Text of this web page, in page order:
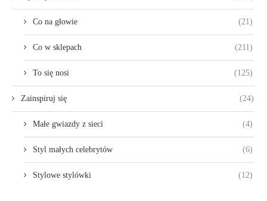
Co na głowie (21)
Co w sklepach (211)
To się nosi (125)
Zainspiruj się (24)
Małe gwiazdy z sieci (4)
Styl małych celebrytów (6)
Stylowe stylówki (12)